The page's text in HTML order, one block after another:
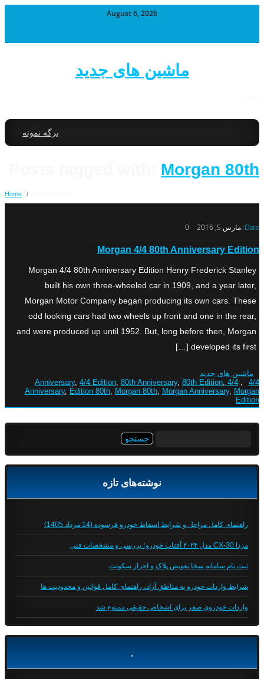
August 6, 2026
ماشین های جدید
برگه نمونه
Morgan 80th
Home /
Date: مارس 5, 2016 0
Morgan 4/4 80th Anniversary Edition
Morgan 4/4 80th Anniversary Edition Henry Frederick Stanley
built his own three-wheeled car in 1909, and a year later,
Morgan Motor Company began producing its own cars. These
odd looking cars had two wheels up front and one in the rear,
and were produced up until 1952. But, long before then, Morgan
developed its first […]
ماشین های جدید
4/4
,
4/4 Anniversary
, 4/4 Edition, 80th Anniversary, 80th Edition,
Anniversary, Edition 80th, Morgan 80th, Morgan Anniversary, Morgan
Edition
نوشته‌های تازه
راهنمای کامل مراحل و شرایط اسقاط خودرو فرسوده (14 مرداد 1405)
مزدا CX-30 مدل ۲۰۲۴ آفتاب خودرو؛ بررسی و مشخصات فنی
ثبت نام سامانه سخا تعویض پلاک و احراز سکونت
شرایط واردات خودرو به مناطق آزاد، راهنمای کامل قوانین و محدودیت ها
واردات خودروی صفر برای اشخاص حقیقی ممنوع شد
.